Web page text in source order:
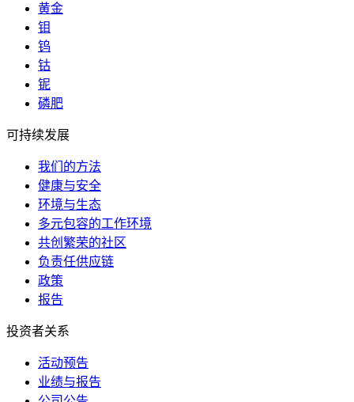
黄金
钼
钨
钴
铌
磷肥
可持续发展
我们的方法
健康与安全
环境与生态
多元包容的工作环境
共创繁荣的社区
负责任供应链
政策
报告
投资者关系
活动预告
业绩与报告